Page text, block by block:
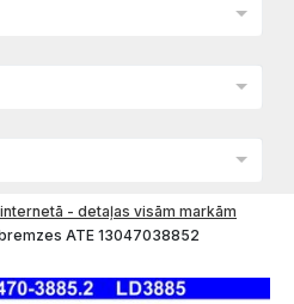
- detaļas visām markām
ATE 13047038852